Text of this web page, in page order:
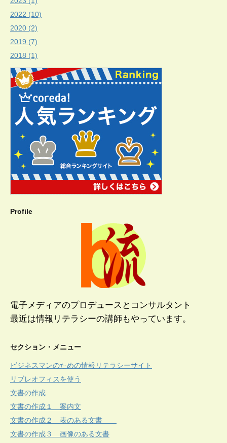
2022 (10)
2020 (2)
2019 (7)
2018 (1)
Profile
電子メディアのプロデュースとコンサルタント
最近は情報リテラシーの講師もやっています。
セクション・メニュー
ビジネスマンのための情報リテラシーサイト
リブレオフィスを使う
文書の作成
文書の作成１ 案内文
文書の作成２ 表のある文書
文書の作成３ 画像のある文書